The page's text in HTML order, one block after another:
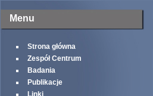
Menu
Strona główna
Zespół Centrum
Badania
Publikacje
Linki